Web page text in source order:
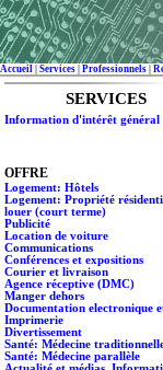
Accueil Services Professionnels
SERVICES
Information d'intérêt général
OFFRE
Logement: Hôtels
Logement: Propriété
louer (court terme)
Publicité
Location de voiture
Communications
Conférences et expositions
Courier et livraison
Agence réceptive (DMC)
Manger dehors
Documentation electronique
Imprimerie
Divertissement
Santé: Médecine
Santé: Médecine parallèle